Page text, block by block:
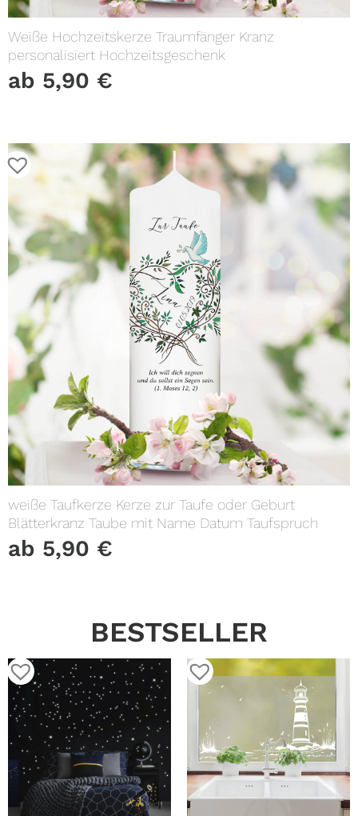
Weiße Hochzeitskerze Traumfänger Kranz
personalisiert Hochzeitsgeschenk
ab 5,90 €
weiße Taufkerze Kerze zur Taufe oder Geburt
Blätterkranz Taube mit Name Datum Taufspruch
ab 5,90 €
BESTSELLER